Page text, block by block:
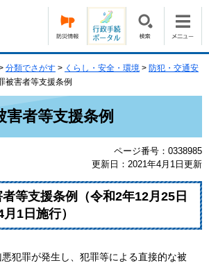
分類でさがす > くらし・安全・環境 > 防犯・交通安
被害者等支援条例
害者等支援条例
ページ番号：0338985
更新日：2021年4月1日更新
等支援条例（令和2年12月25日
1日施行）
犯罪が発生し、犯罪等による直接的な被